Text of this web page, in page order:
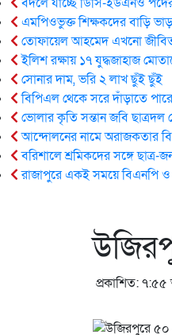
এমপিওভুক্ত শিক্ষকদের বাড়ি
তোফায়েল আহমেদ এখনো জীবিত,
ইলিশ রক্ষায় ১৭ যুদ্ধজাহাজ
সোনার দাম, ভরি ২ লাখ ছুঁই ছুঁই
বিপিএল থেকে সরে দাঁড়াতে
ভোলার কৃ‌তি সন্তান জবি
আন্দোলনের নামে অরাজকতার
বরিশালে শ্রমিকদের সঙ্গে
রাজাপুরে একই সময়ে বিএনপি ও
প্রকাশিত: ৭:৫৫